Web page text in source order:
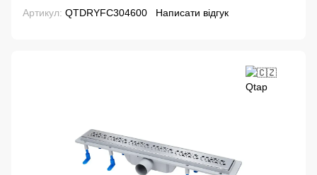
Артикул: QTDRYFC304600 Написати відгук